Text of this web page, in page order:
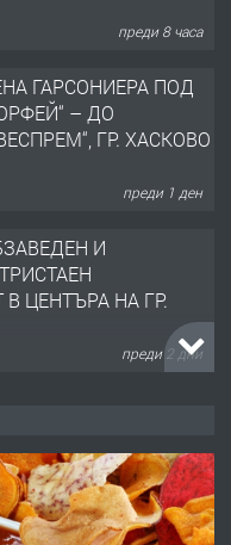
преди 8 часа
ГАРСОНИЕРА ПОД
– ДО
ГР. ХАСКОВО
преди 1 ден
И
ЦЕНТЪРА НА ГР.
преди 2 дни
преди 2 дни